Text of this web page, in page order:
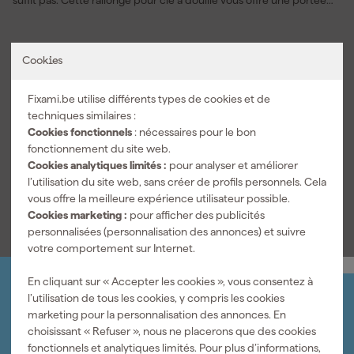
Cookies
Fixami.be utilise différents types de cookies et de
techniques similaires :
Cookies fonctionnels : nécessaires pour le bon
fonctionnement du site web.
Cookies analytiques limités : pour analyser et améliorer
l’utilisation du site web, sans créer de profils personnels. Cela
vous offre la meilleure expérience utilisateur possible.
Cookies marketing : pour afficher des publicités
personnalisées (personnalisation des annonces) et suivre
votre comportement sur Internet.
En cliquant sur « Accepter les cookies », vous consentez à
l’utilisation de tous les cookies, y compris les cookies
marketing pour la personnalisation des annonces. En
choisissant « Refuser », nous ne placerons que des cookies
fonctionnels et analytiques limités. Pour plus d’informations,
automobile. Grâce à la longueur de 130 mm, vous franchissez les
précis assure une liaison solide avec la clé à cliquet et les douilles
afin que la force soit transmise de manière optimale. La finition
durable favorise une utilisation prolongée à l’atelier. En
combinaison avec d’autres accessoires, vous augmentez la
flexibilité de votre jeu de douilles et travaillez plus efficacement
pour chaque tâche.
Type d'accessoire
Dimensions
Longueur du produit
Voir toutes les caractéristiques
Organisez-le vous-même
Connectez-vous et gérez vos commandes et vos
factures.
Bulletin